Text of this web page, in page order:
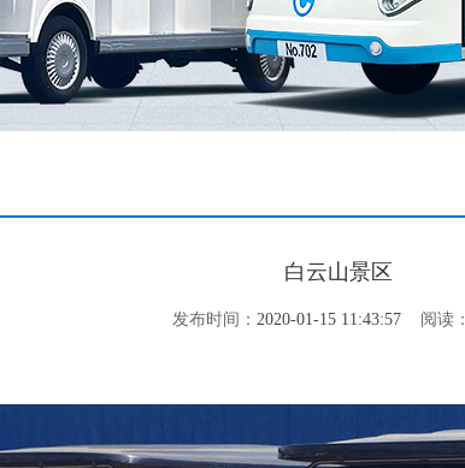
白云山景区
发布时间： 2020-01-15 11:43:57 阅读：